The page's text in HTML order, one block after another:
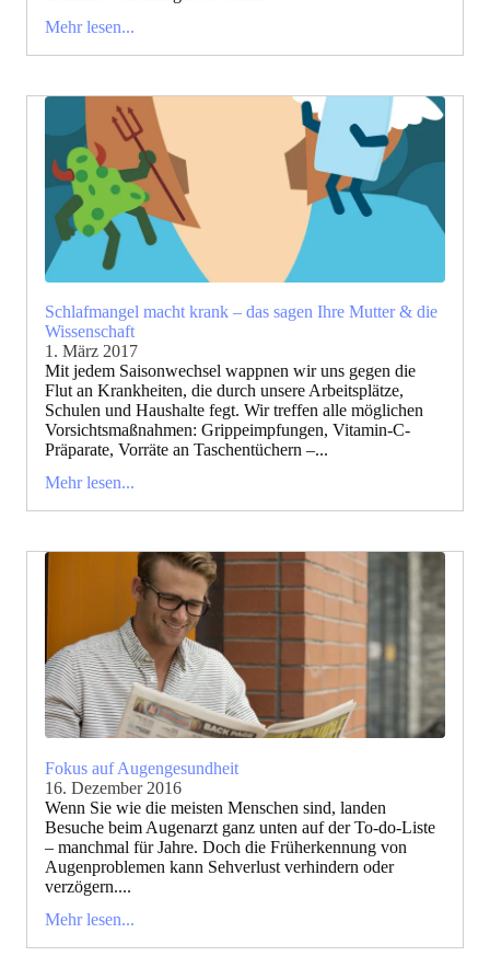
Mehr lesen...
Schlafmangel macht krank – das sagen Ihre Mutter & die
Wissenschaft
1. März 2017
Mit jedem Saisonwechsel wappnen wir uns gegen die
Flut an Krankheiten, die durch unsere Arbeitsplätze,
Schulen und Haushalte fegt. Wir treffen alle möglichen
Vorsichtsmaßnahmen: Grippeimpfungen, Vitamin-C-
Präparate, Vorräte an Taschentüchern –...
Mehr lesen...
Fokus auf Augengesundheit
16. Dezember 2016
Wenn Sie wie die meisten Menschen sind, landen
Besuche beim Augenarzt ganz unten auf der To-do-Liste
– manchmal für Jahre. Doch die Früherkennung von
Augenproblemen kann Sehverlust verhindern oder
verzögern....
Mehr lesen...